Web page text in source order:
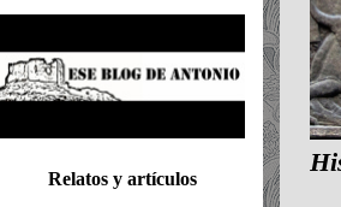
Relatos y artículos